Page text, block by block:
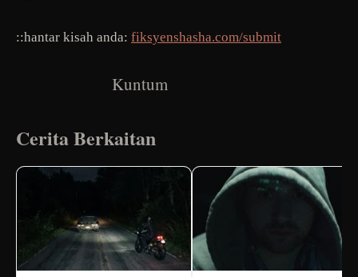
::hantar kisah anda: fiksyenshasha.com/submit
Kuntum
Cerita Berkaitan